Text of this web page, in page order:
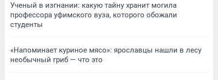
Ученый в изгнании: какую тайну хранит могила
профессора уфимского вуза, которого обожали
студенты
«Напоминает куриное мясо»: ярославцы нашли в лесу
необычный гриб — что это